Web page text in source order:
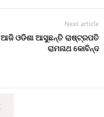
Next article
ଆଜି ଓଡିଶା ଆସୁଛନ୍ତି ରାଷ୍ଟ୍ରପତି
ରାମନାଥ କୋବିନ୍ଦ